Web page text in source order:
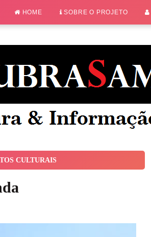
HOME SOBRE O PROJETO
CULTURAIS